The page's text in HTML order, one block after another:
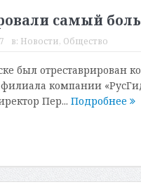
самый
в: Новости, Общество
был отреставрирован
филиала компании
Пер... Подробнее